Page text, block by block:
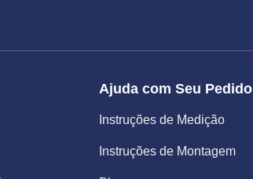
Ajuda com Seu Pedido
Instruções de Medição
Instruções de Montagem